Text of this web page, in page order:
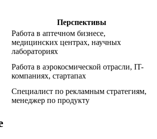
Перспективы
Работа в аптечном бизнесе,
медицинских центрах, научных
лабораториях
Работа в аэрокосмической отрасли, IT-
компаниях, стартапах
Специалист по рекламным стратегиям,
менеджер по продукту